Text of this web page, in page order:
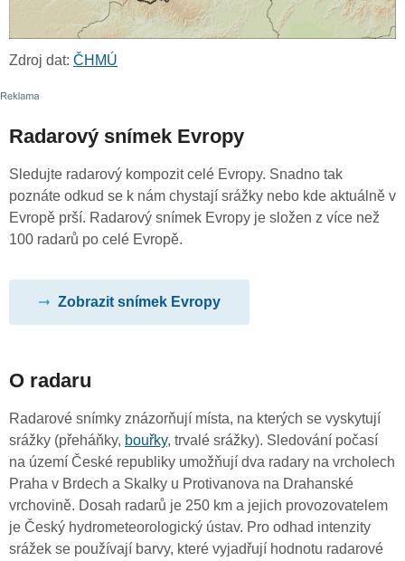
Zdroj dat: ČHMÚ
Radarový snímek Evropy
Sledujte radarový kompozit celé Evropy. Snadno tak
poznáte odkud se k nám chystají srážky nebo kde aktuálně v
Evropě prší. Radarový snímek Evropy je složen z více než
100 radarů po celé Evropě.
Zobrazit snímek Evropy
O radaru
Radarové snímky znázorňují místa, na kterých se vyskytují
srážky (přeháňky, bouřky, trvalé srážky). Sledování počasí
na území České republiky umožňují dva radary na vrcholech
Praha v Brdech a Skalky u Protivanova na Drahanské
vrchovině. Dosah radarů je 250 km a jejich provozovatelem
je Český hydrometeorologický ústav. Pro odhad intenzity
srážek se používají barvy, které vyjadřují hodnotu radarové